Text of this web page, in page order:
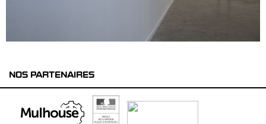
NOS PARTENAIRES